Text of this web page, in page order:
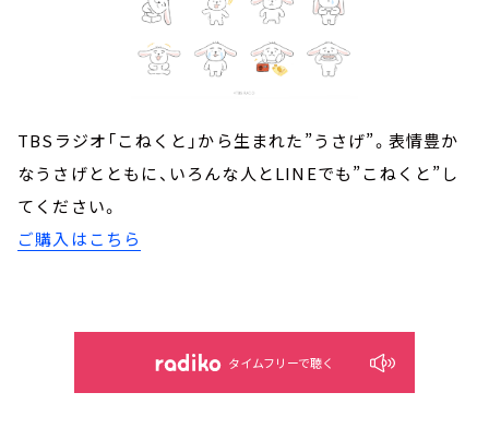
TBSラジオ「こねくと」から生まれた”うさげ”。表情豊か
なうさげとともに、いろんな人とLINEでも”こねくと”し
てください。
ご購入はこちら
タイムフリーで聴く